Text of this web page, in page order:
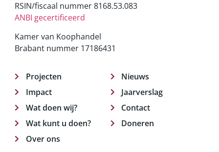
RSIN/fiscaal nummer 8168.53.083
ANBI gecertificeerd
Kamer van Koophandel
Brabant nummer 17186431
Projecten
Impact
Wat doen wij?
Wat kunt u doen?
Over ons
Nieuws
Jaarverslag
Contact
Doneren